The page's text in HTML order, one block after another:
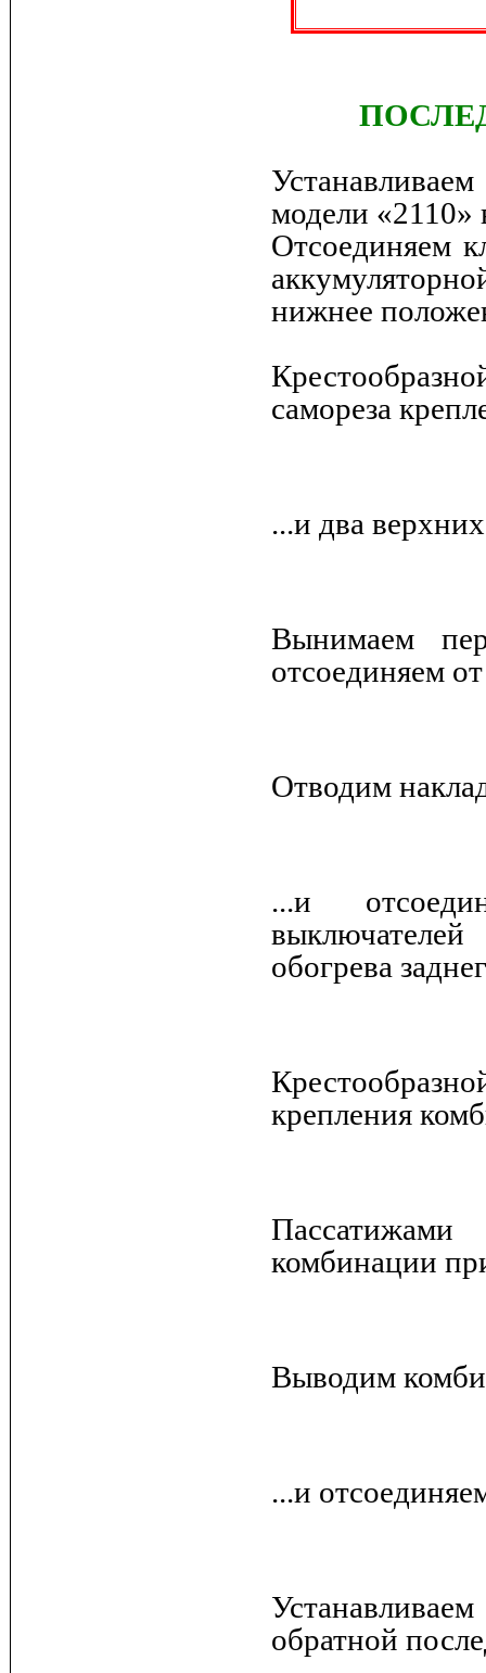
модели «2110»
Отсоединяем
нижнее
самореза
...и два
Вынимаем
отсоединяем
Отводим
...и
обогрева
крепления
комбинации
Выводим
...и
обратной